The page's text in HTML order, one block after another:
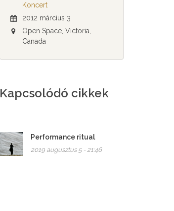
Koncert
2012 március 3
Open Space, Victoria,
Canada
Kapcsolódó cikkek
Performance ritual
2019 augusztus 5 - 21:46